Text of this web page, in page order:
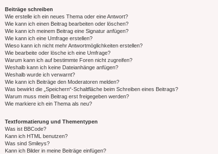
Beiträge schreiben
Wie erstelle ich ein neues Thema oder eine Antwort?
Wie kann ich einen Beitrag bearbeiten oder löschen?
Wie kann ich meinem Beitrag eine Signatur anfügen?
Wie kann ich eine Umfrage erstellen?
Wieso kann ich nicht mehr Antwortmöglichkeiten erstellen?
Wie bearbeite oder lösche ich eine Umfrage?
Warum kann ich auf bestimmte Foren nicht zugreifen?
Weshalb kann ich keine Dateianhänge anfügen?
Weshalb wurde ich verwarnt?
Wie kann ich Beiträge den Moderatoren melden?
Was bewirkt die „Speichern“-Schaltfläche beim Schreiben eines Beitrags?
Warum muss mein Beitrag erst freigegeben werden?
Wie markiere ich ein Thema als neu?
Textformatierung und Thementypen
Was ist BBCode?
Kann ich HTML benutzen?
Was sind Smileys?
Kann ich Bilder in meine Beiträge einfügen?